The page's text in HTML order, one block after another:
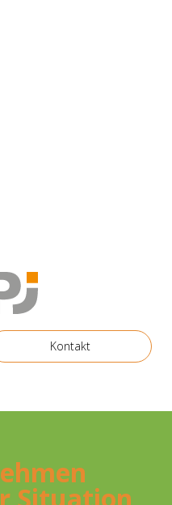
Kontakt